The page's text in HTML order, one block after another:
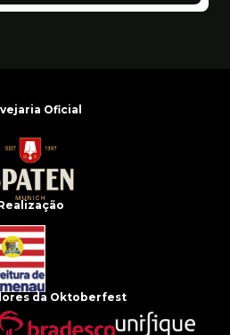
Oficial
da Oktoberfest